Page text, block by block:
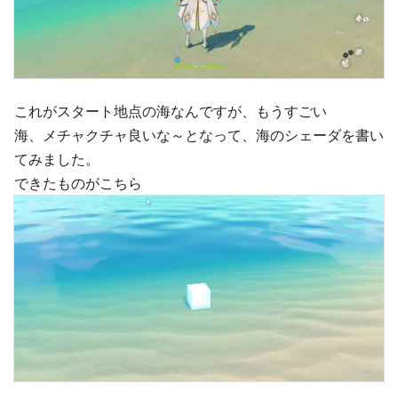
これがスタート地点の海なんですが、もうすごい
海、メチャクチャ良いな～となって、海のシェーダを書い
てみました。
できたものがこちら